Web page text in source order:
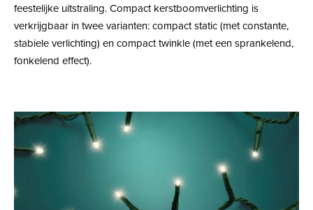
feestelijke uitstraling. Compact kerstboomverlichting is
verkrijgbaar in twee varianten: compact static (met constante,
stabiele verlichting) en compact twinkle (met een sprankelend,
fonkelend effect).